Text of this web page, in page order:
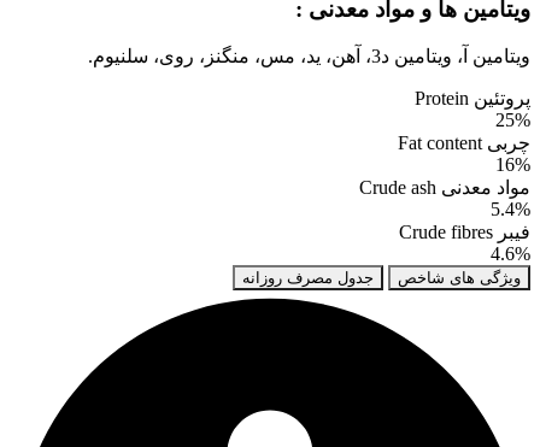
ویتامین ها و مواد معدنی :
ویتامین آ، ویتامین د3، آهن، ید، مس، منگنز، روی، سلنیوم.
پروتئین Protein
25%
چربی Fat content
16%
مواد معدنی Crude ash
5.4%
فیبر Crude fibres
4.6%
ویژگی های شاخص جدول مصرف روزانه